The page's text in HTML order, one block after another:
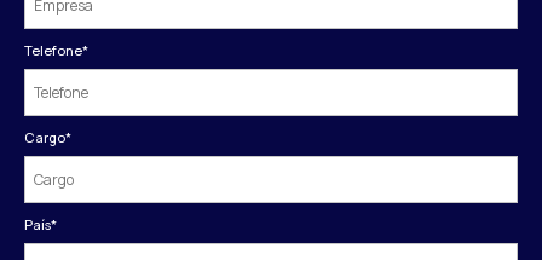
Telefone*
Cargo*
País*